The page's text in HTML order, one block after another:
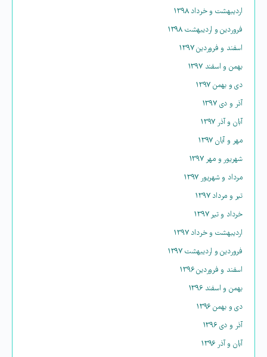
اردیبهشت و خرداد ۱۳۹۸
فروردین و اردیبهشت ۱۳۹۸
اسفند و فروردین ۱۳۹۷
بهمن و اسفند ۱۳۹۷
دی و بهمن ۱۳۹۷
آذر و دی ۱۳۹۷
آبان و آذر ۱۳۹۷
مهر و آبان ۱۳۹۷
شهریور و مهر ۱۳۹۷
مرداد و شهریور ۱۳۹۷
تیر و مرداد ۱۳۹۷
خرداد و تیر ۱۳۹۷
اردیبهشت و خرداد ۱۳۹۷
فروردین و اردیبهشت ۱۳۹۷
اسفند و فروردین ۱۳۹۶
بهمن و اسفند ۱۳۹۶
دی و بهمن ۱۳۹۶
آذر و دی ۱۳۹۶
آبان و آذر ۱۳۹۶